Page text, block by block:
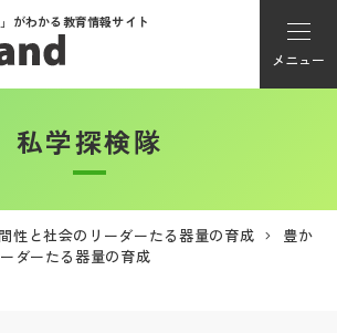
がわかる教育情報サイト
メニュー
アカウント登録
私学探検隊
性と社会のリーダーたる器量の育成
豊か
ダーたる器量の育成